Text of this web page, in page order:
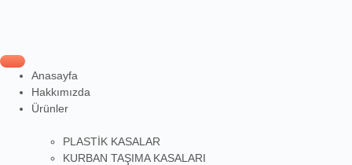
Anasayfa
Hakkımızda
Ürünler
PLASTİK KASALAR
KURBAN TAŞIMA KASALARI